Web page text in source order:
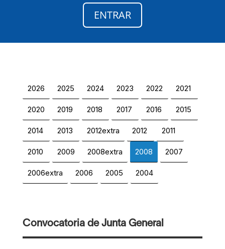
ENTRAR
2026 2025 2024 2023 2022 2021
2020 2019 2018 2017 2016 2015
2014 2013 2012extra 2012 2011
2010 2009 2008extra 2008 2007
2006extra 2006 2005 2004
Convocatoria de Junta General